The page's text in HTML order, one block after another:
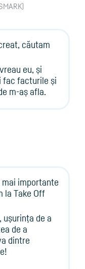
căutam
eu, și
fac facturile și
m-aș afla.
importante
la Take Off
ușurința de a
de a
dintre